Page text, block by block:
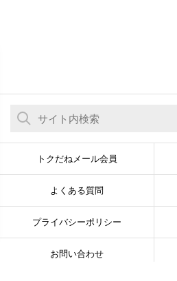
トクだねメール会員
よくある質問
プライバシーポリシー
お問い合わせ